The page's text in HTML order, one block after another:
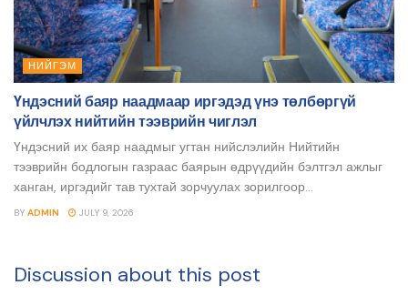
НИЙГЭМ
Үндэсний баяр наадмаар иргэдэд үнэ төлбөргүй
үйлчлэх нийтийн тээврийн чиглэл
Үндэсний их баяр наадмыг угтан нийслэлийн Нийтийн
тээврийн бодлогын газраас баярын өдрүүдийн бэлтгэл ажлыг
ханган, иргэдийг тав тухтай зорчуулах зорилгоор...
BY ADMIN JULY 9, 2026
Discussion about this post